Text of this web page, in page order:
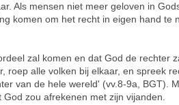
Als mensen niet meer geloven in
komen om het recht in eigen hand te
zal komen en dat God de rechter
roep alle volken bij elkaar, en spreek
van de hele wereld' (vv.8-9a, BGT).
zou afrekenen met zijn vijanden.